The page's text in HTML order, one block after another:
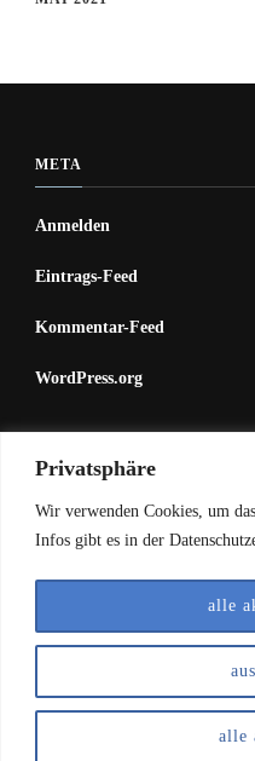
Privatsphäre
Wir verwenden Cookies, um
Infos gibt es in der
alle
alle
META
Anmelden
Eintrags-Feed
Kommentar-Feed
WordPress.org
Mastodon (1)
Mastodon (2)
. Alle
Blossom Themes. Präsentiert